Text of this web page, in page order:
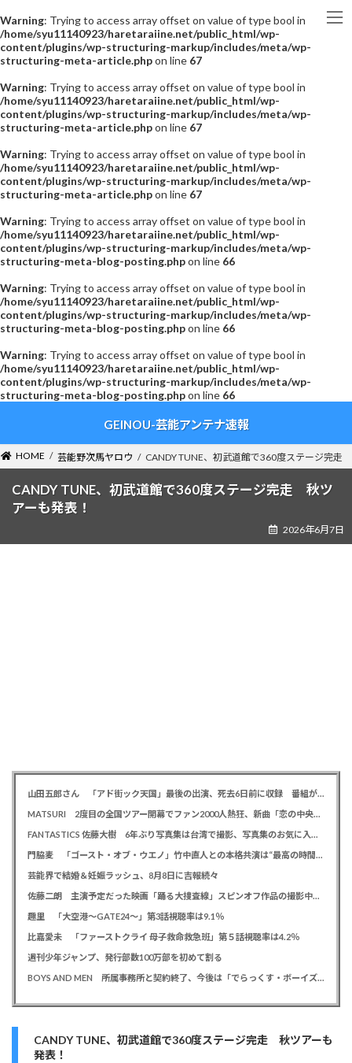
Warning: Trying to access array offset on value of type bool in
/home/syu11140923/haretaraiine.net/public_html/wp-
content/plugins/wp-structuring-markup/includes/meta/wp-
structuring-meta-article.phpon line 67
Warning: Trying to access array offset on value of type bool in
/home/syu11140923/haretaraiine.net/public_html/wp-
content/plugins/wp-structuring-markup/includes/meta/wp-
structuring-meta-article.phpon line 67
Warning: Trying to access array offset on value of type bool in
/home/syu11140923/haretaraiine.net/public_html/wp-
content/plugins/wp-structuring-markup/includes/meta/wp-
structuring-meta-article.phpon line 67
Warning: Trying to access array offset on value of type bool in
/home/syu11140923/haretaraiine.net/public_html/wp-
content/plugins/wp-structuring-markup/includes/meta/wp-
structuring-meta-blog-posting.phpon line 66
Warning: Trying to access array offset on value of type bool in
/home/syu11140923/haretaraiine.net/public_html/wp-
content/plugins/wp-structuring-markup/includes/meta/wp-
structuring-meta-blog-posting.phpon line 66
Warning: Trying to access array offset on value of type bool in
/home/syu11140923/haretaraiine.net/public_html/wp-
content/plugins/wp-structuring-markup/includes/meta/wp-
structuring-meta-blog-posting.phpon line 66
ン
ツ
ー
シ
GEINOU-芸能アンテナ速報
HOME 芸能野次馬ヤロウ CANDY TUNE、初武道館で360度ステージ完走
CANDY TUNE、初武道館で360度ステージ完走 秋ツ
アーも発表！
2026年6月7日
山田五郎さん 「アド街ック天国」最後の出演、死去6日前に収録 番組が感謝「天国の五郎さんへ」
MATSURI 2度目の全国ツアー開幕でファン2000人熱狂、新曲「恋の中央線」も初披露「この曲で売れたいよ！」
FANTASTICS 佐藤大樹 6年ぶり写真集は台湾で撮影、写真集のお気に入りカットは「両親に見られるの恥ずかしい」
門脇麦 「ゴースト・オブ・ウエノ」竹中直人との本格共演は“最高の時間”「台本よりたくさんしゃべってた」
芸能界で結婚＆妊娠ラッシュ、8月8日に吉報続々
佐藤二朗 主演予定だった映画「踊る大捜査線」スピンオフ作品の撮影中止が正式に決定か
趣里 「大空港～GATE24～」第3話視聴率は9.1％
比嘉愛未 「ファーストクライ 母子救命救急班」第５話視聴率は4.2％
週刊少年ジャンプ、発行部数100万部を初めて割る
BOYS AND MEN 所属事務所と契約終了、今後は「でらっくす・ボーイズ」として活動
CANDY TUNE、初武道館で360度ステージ完走 秋ツアーも
発表！